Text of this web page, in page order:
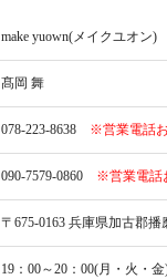
make yuown(メイクユオン)
髙岡 舞
078-223-8638 ※営業電話お
090-7579-0860 ※営業電話
〒675-0163 兵庫県加古郡播
19：00～20：00(月・火・